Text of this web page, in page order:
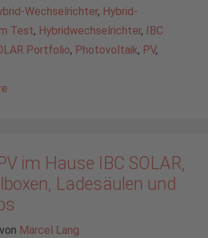
Wechselrichter, Hybrid-
Test, Hybridwechselrichter, IBC
Portfolio, Photovoltaik, PV,
im Hause IBC SOLAR,
Ladesäulen und
von Marcel Lang